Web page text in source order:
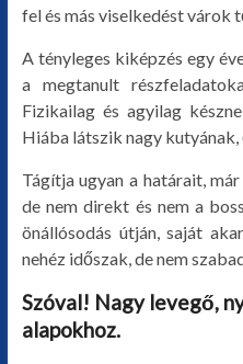
fel és más viselkedést várok
A tényleges kiképzés egy
a megtanult
Fizikailag és agyilag
Hiába látszik nagy kutyának,
Tágítja ugyan a határait,
de nem direkt és nem a
önállósodás útján, saját
nehéz időszak, de nem
Szóval! Nagy levegő,
alapokhoz.